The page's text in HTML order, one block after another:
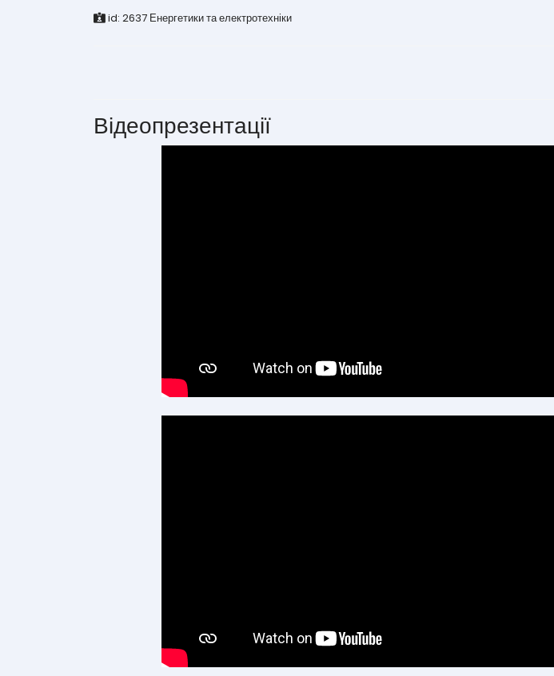
id: 2637 Енергетики та електротехніки
Відеопрезентації